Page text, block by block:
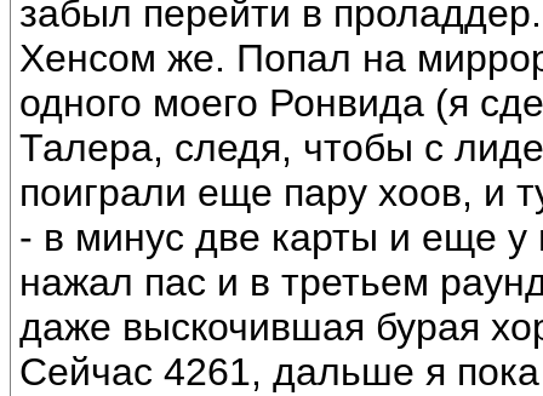
забыл перейти в
Хенсом же. Попал на
одного моего Ронвида (я
Талера, следя, чтобы с
поиграли еще пару хоов, и
- в минус две карты и еще
нажал пас и в третьем
даже выскочившая бурая
Сейчас 4261, дальше я